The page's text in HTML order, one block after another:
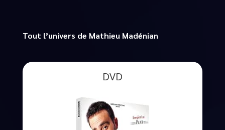
Tout l’univers de Mathieu Madénian
DVD